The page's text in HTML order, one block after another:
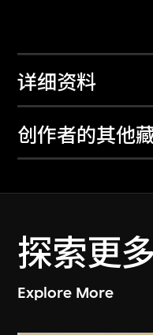
详细资料
创作者的其他
探索更
Explore More